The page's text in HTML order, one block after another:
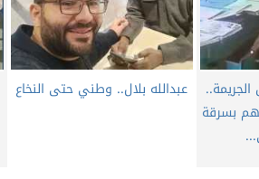
الجريمة..
بسرقة
عبدالله بلال.. وطني حتى النخاع